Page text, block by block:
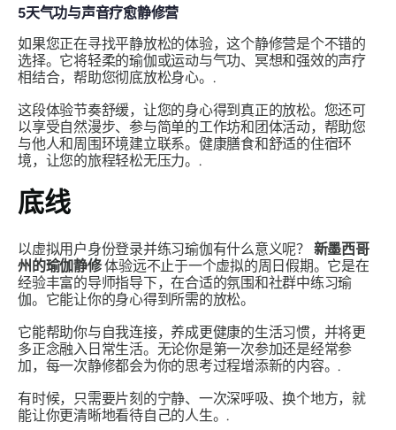
5天气功与声音疗愈静修营
如果您正在寻找平静放松的体验，这个静修营是个不错的
选择。它将轻柔的瑜伽或运动与气功、冥想和强效的声疗
相结合，帮助您彻底放松身心。.
这段体验节奏舒缓，让您的身心得到真正的放松。您还可
以享受自然漫步、参与简单的工作坊和团体活动，帮助您
与他人和周围环境建立联系。健康膳食和舒适的住宿环
境，让您的旅程轻松无压力。.
底线
以虚拟用户身份登录并练习瑜伽有什么意义呢？ 新墨西哥
州的瑜伽静修体验远不止于一个虚拟的周日假期。它是在
经验丰富的导师指导下，在合适的氛围和社群中练习瑜
伽。它能让你的身心得到所需的放松。
它能帮助你与自我连接，养成更健康的生活习惯，并将更
多正念融入日常生活。无论你是第一次参加还是经常参
加，每一次静修都会为你的思考过程增添新的内容。.
有时候，只需要片刻的宁静、一次深呼吸、换个地方，就
能让你更清晰地看待自己的人生。.